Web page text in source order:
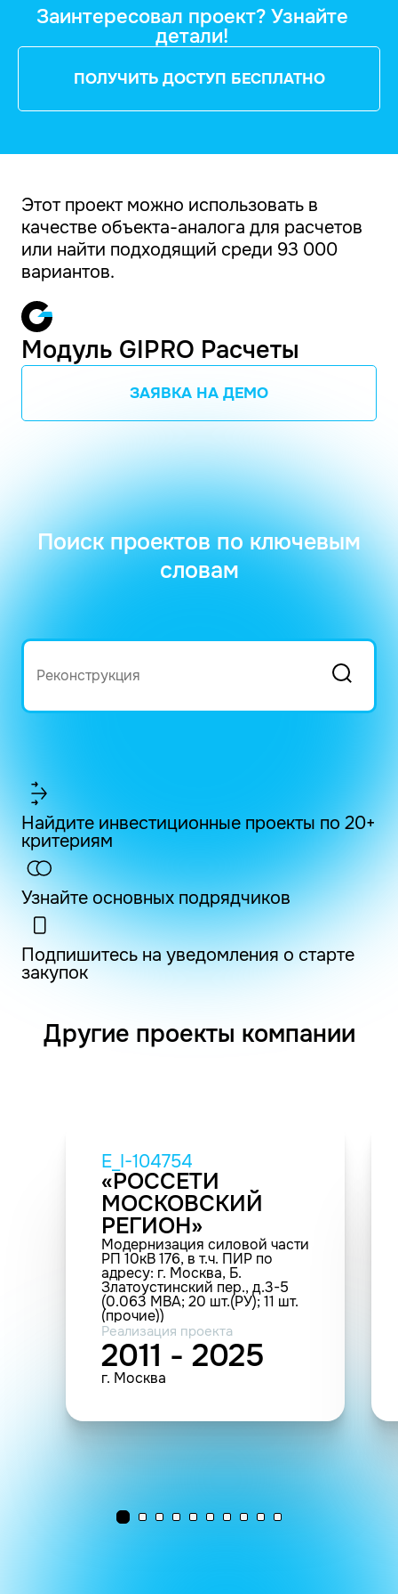
Заинтересовал проект? Узнайте
детали!
ПОЛУЧИТЬ ДОСТУП БЕСПЛАТНО
Этот проект можно использовать в
качестве объекта-аналога для расчетов
или найти подходящий среди 93 000
вариантов.
Модуль GIPRO Расчеты
ЗАЯВКА НА ДЕМО
Поиск проектов по ключевым
словам
Найдите инвестиционные проекты по 20+
критериям
Узнайте основных подрядчиков
Подпишитесь на уведомления о старте
закупок
Другие проекты компании
E_I-104754
«РОССЕТИ
МОСКОВСКИЙ
РЕГИОН»
Модернизация силовой части
РП 10кВ 176, в т.ч. ПИР по
адресу: г. Москва, Б.
Златоустинский пер., д.3-5
(0.063 МВА; 20 шт.(РУ); 11 шт.
(прочие))
Реализация проекта
2011 - 2025
г. Москва